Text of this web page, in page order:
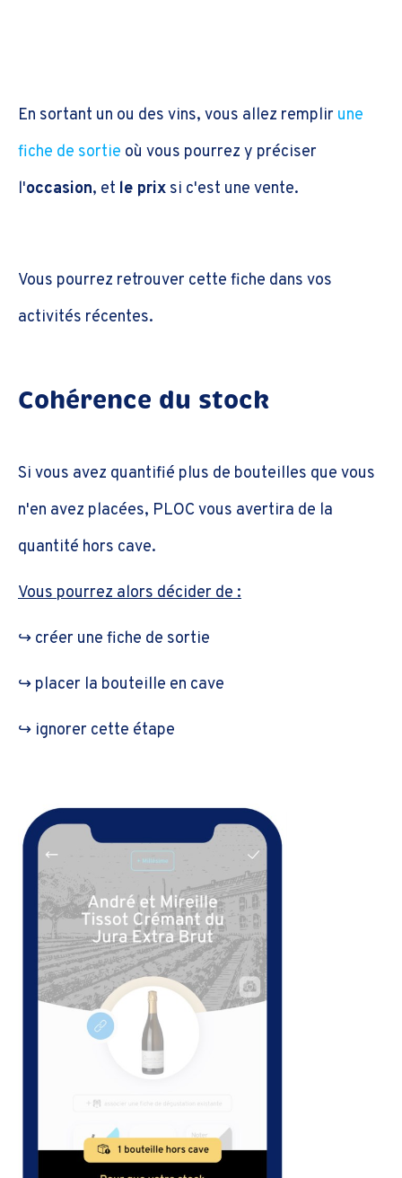
En sortant un ou des vins, vous allez remplir une
fiche de sortie où vous pourrez y préciser
l'occasion, et le prix si c'est une vente.
Vous pourrez retrouver cette fiche dans vos
activités récentes.
Cohérence du stock
Si vous avez quantifié plus de bouteilles que vous
n'en avez placées, PLOC vous avertira de la
quantité hors cave.
Vous pourrez alors décider de :
↪️ créer une fiche de sortie
↪️ placer la bouteille en cave
↪️ ignorer cette étape